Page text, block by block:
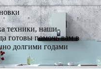
техники, наши
готовы помочь вам в
долгими годами